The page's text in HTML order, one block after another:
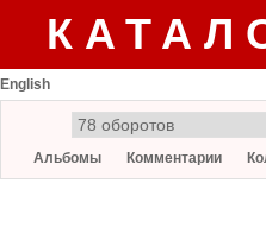
English
Альбомы Комментарии